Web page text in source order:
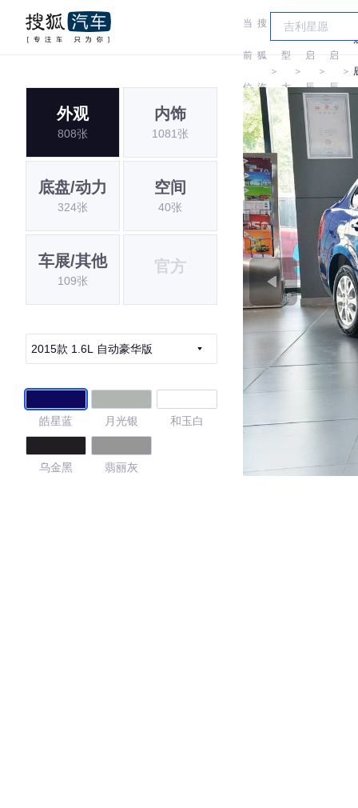
当
前
位
置:
搜
狐
汽
车
＞
车
型
大
全
＞
启
辰
＞
启
辰
＞
外观
808张
内饰
1081张
底盘/动力
324张
空间
40张
车展/其他
109张
官方
2015款 1.6L 自动豪华版
皓星蓝 月光银 和玉白
乌金黑 翡丽灰